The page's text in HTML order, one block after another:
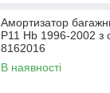
Амортизатор
P11 Hb 1996-2002
8162016
В наявності